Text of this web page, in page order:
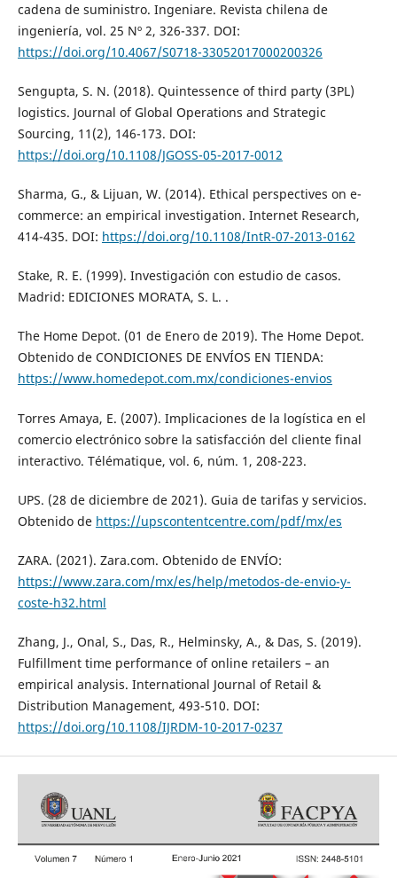
cadena de suministro. Ingeniare. Revista chilena de
ingeniería, vol. 25 Nº 2, 326-337. DOI:
https://doi.org/10.4067/S0718-33052017000200326
Sengupta, S. N. (2018). Quintessence of third party (3PL)
logistics. Journal of Global Operations and Strategic
Sourcing, 11(2), 146-173. DOI:
https://doi.org/10.1108/JGOSS-05-2017-0012
Sharma, G., & Lijuan, W. (2014). Ethical perspectives on e-
commerce: an empirical investigation. Internet Research,
414-435. DOI: https://doi.org/10.1108/IntR-07-2013-0162
Stake, R. E. (1999). Investigación con estudio de casos.
Madrid: EDICIONES MORATA, S. L. .
The Home Depot. (01 de Enero de 2019). The Home Depot.
Obtenido de CONDICIONES DE ENVÍOS EN TIENDA:
https://www.homedepot.com.mx/condiciones-envios
Torres Amaya, E. (2007). Implicaciones de la logística en el
comercio electrónico sobre la satisfacción del cliente final
interactivo. Télématique, vol. 6, núm. 1, 208-223.
UPS. (28 de diciembre de 2021). Guia de tarifas y servicios.
Obtenido de https://upscontentcentre.com/pdf/mx/es
ZARA. (2021). Zara.com. Obtenido de ENVÍO:
https://www.zara.com/mx/es/help/metodos-de-envio-y-
coste-h32.html
Zhang, J., Onal, S., Das, R., Helminsky, A., & Das, S. (2019).
Fulfillment time performance of online retailers – an
empirical analysis. International Journal of Retail &
Distribution Management, 493-510. DOI:
https://doi.org/10.1108/IJRDM-10-2017-0237